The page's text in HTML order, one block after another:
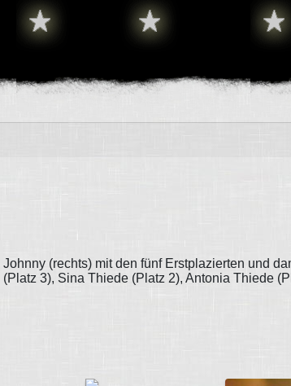
Johnny (rechts) mit den fünf Erstplazierten und
(Platz 3), Sina Thiede (Platz 2), Antonia Thiede